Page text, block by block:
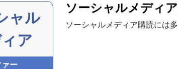
ャル
ア
ァー
ソーシャルメディ
ソーシャルメディア購読には